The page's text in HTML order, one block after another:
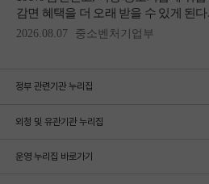
정부 관련기관 누리집
외청 및 유관기관 누리집
운영 누리집 바로가기